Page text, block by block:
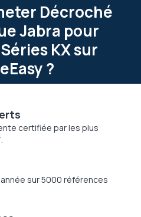
Décroché
Jabra pour
KX sur
?
certifiée par les plus
sur 5000 références